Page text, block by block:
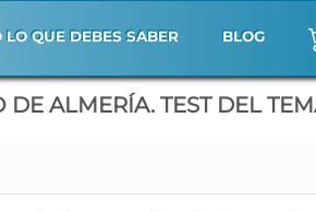
LO QUE DEBES SABER BLOG
ALMERÍA. TEST DEL